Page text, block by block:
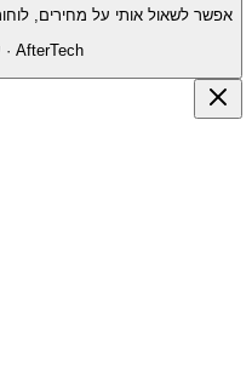
אפשר לשאול אותי על מחירים,
AfterTech
·